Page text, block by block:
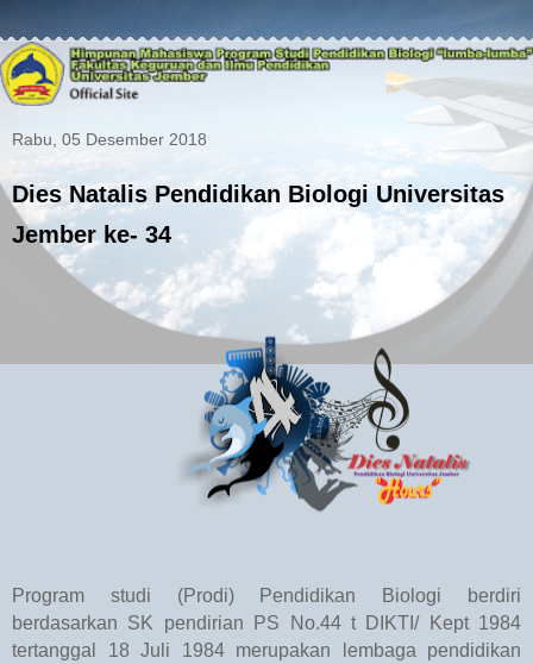
Rabu, 05 Desember 2018
Dies Natalis Pendidikan Biologi Universitas
Jember ke- 34
Program studi (Prodi) Pendidikan Biologi berdiri
berdasarkan SK pendirian PS No.44 t DIKTI/ Kept 1984
tertanggal 18 Juli 1984 merupakan lembaga pendidikan